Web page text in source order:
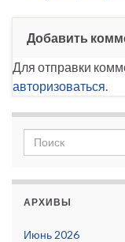
Добавить
Для отправки
авторизоваться.
АРХИВЫ
Июнь 2026